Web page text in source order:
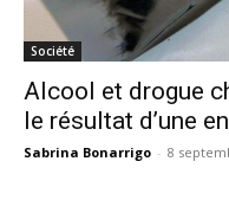
Société
Alcool et drogue
le résultat d’une
Sabrina Bonarrigo - 8